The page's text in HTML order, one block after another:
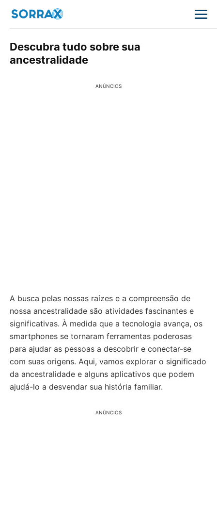
Descubra tudo sobre sua
ancestralidade
ANÚNCIOS
A busca pelas nossas raízes e a compreensão de
nossa ancestralidade são atividades fascinantes e
significativas. À medida que a tecnologia avança, os
smartphones se tornaram ferramentas poderosas
para ajudar as pessoas a descobrir e conectar-se
com suas origens. Aqui, vamos explorar o significado
da ancestralidade e alguns aplicativos que podem
ajudá-lo a desvendar sua história familiar.
ANÚNCIOS